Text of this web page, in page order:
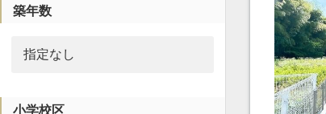
築年数
小学校区